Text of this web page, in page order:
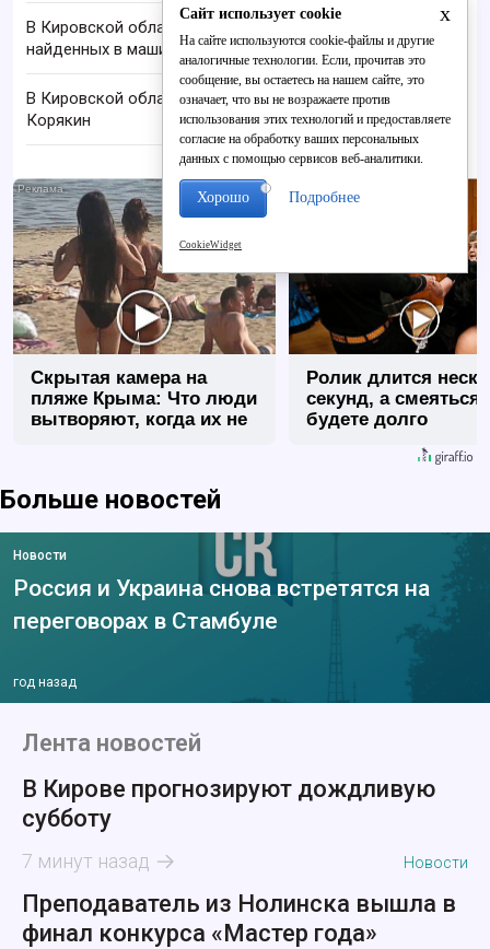
В Кировской области проверяют гибель супругов,
найденных в машине в Вятке
В Кировской области пропал 68-летний Анатолий
Корякин
i
Скрытая камера на
пляже Крыма: Что люди
вытворяют, когда их не
Ролик длится
секунд, а смеяться
будете долго
Больше новостей
Новости
Россия и Украина снова встретятся на
переговорах в Стамбуле
год назад
Лента новостей
В Кирове прогнозируют дождливую
субботу
7 минут назад Новости
Преподаватель из Нолинска вышла в
финал конкурса «Мастер года»
x
Сайт использует cookie
На сайте используются cookie-файлы и другие
аналогичные технологии. Если, прочитав это
сообщение, вы остаетесь на нашем сайте, это
означает, что вы не возражаете против
использования этих технологий и предоставляете
согласие на обработку ваших персональных
данных с помощью сервисов веб-аналитики.
Хорошо Подробнее
CookieWidget